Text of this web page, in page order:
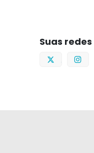
Suas redes
Twitter